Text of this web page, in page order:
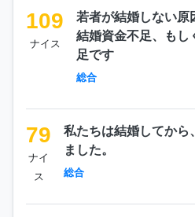
109
ナイス
若者が結婚しない原
結婚資金不足、もし
足です
総合
79
ナイ
ス
私たちは結婚してから
ました。
総合